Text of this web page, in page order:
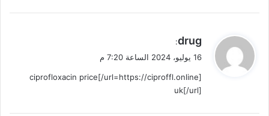
ي
ق
ل
drug
:
16 يوليو، 2024 الساعة 7:20 م
[url=https://ciproffl.online/]ciprofloxacin price
uk[/url]